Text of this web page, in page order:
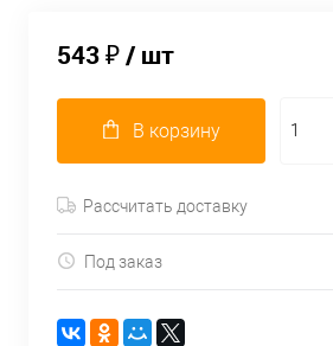
543 ₽/ шт
В корзину
Рассчитать доставку
Под заказ